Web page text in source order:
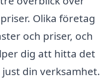
Olika företag
och priser, och
dig att hitta det
din verksamhet.